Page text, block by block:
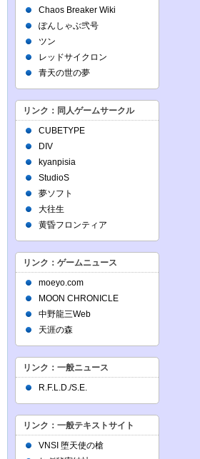
Chaos Breaker Wiki
ぽんしゃぶ弐号
ツン
レッドサイクロン
青天の世の夢
リンク：同人ゲームサークル
CUBETYPE
DIV
kyanpisia
StudioS
夢ソフト
大往生
黄昏フロンティア
リンク：ゲームニュース
moeyo.com
MOON CHRONICLE
中野龍三Web
天涯の森
リンク：一般ニュース
R.F.L.D./S.E.
リンク：一般テキストサイト
VNSI 堕天使の槍